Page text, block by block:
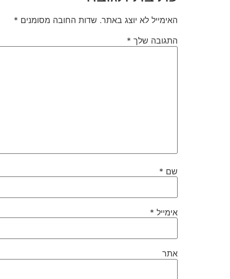
האימייל לא יוצג באתר. שדות החובה מסומנים *
התגובה שלך *
שם *
אימייל *
אתר